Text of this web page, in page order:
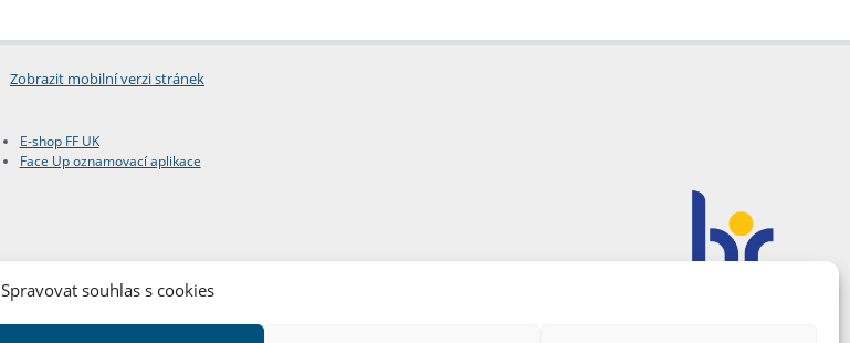
Spravovat souhlas s cookies
Zobrazit mobilní verzi stránek
E-shop FF UK
Face Up oznamovací aplikace